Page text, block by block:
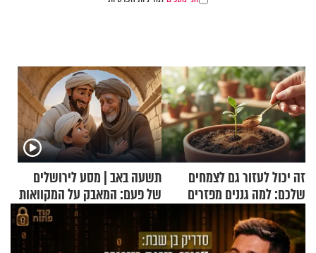
זה יכול לעזור גם לצמחים
שלכם: למה גננים מפזרים
קינמון בעציצים?
תשעה באב | מסע לירושלים
של פעם: המאבק על המקוואות